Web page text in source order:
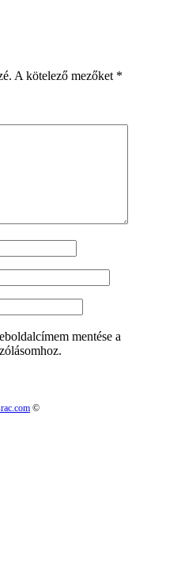
A kötelező mezőket *
mentése a
©